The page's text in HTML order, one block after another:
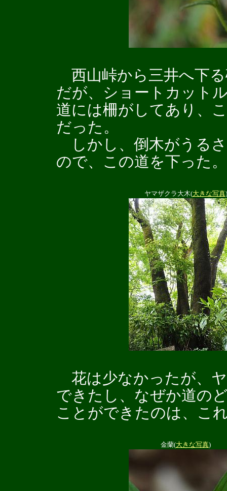
西山峠から三井へ下
だが、ショートカット
道には柵がしてあり、
だった。
しかし、倒木がうる
ので、この道を下った。
ヤマザクラ大木(大きな写真)
花は少なかったが、
できたし、なぜか道の
ことができたのは、こ
金蘭(大きな写真)